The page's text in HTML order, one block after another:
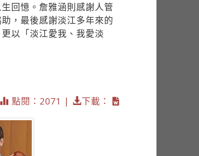
回憶。詹雅涵則感謝人管
，最後感謝淡江多年來的
以「淡江愛我、我愛淡
點閱：2071 | 下載：